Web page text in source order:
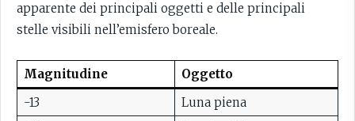
apparente dei principali oggetti e delle principali
stelle visibili nell’emisfero boreale.
Magnitudine
Oggetto
-13
Luna piena